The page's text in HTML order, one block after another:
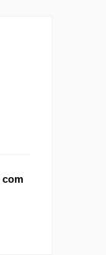
com